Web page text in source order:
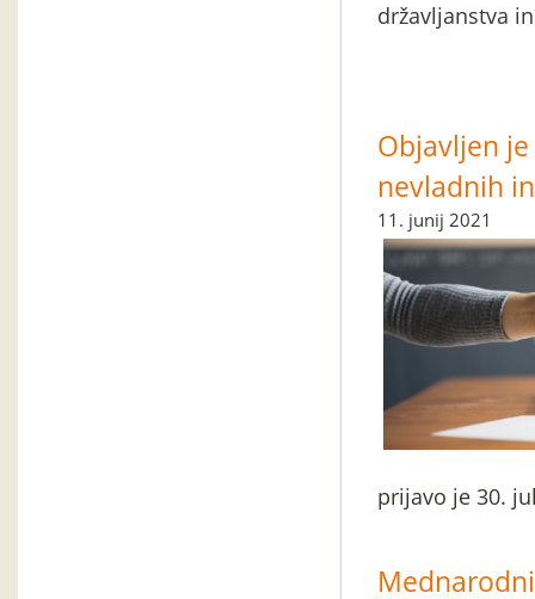
državljanstva
Objavljen
nevladnih
11. junij 2021
prijavo je 30.